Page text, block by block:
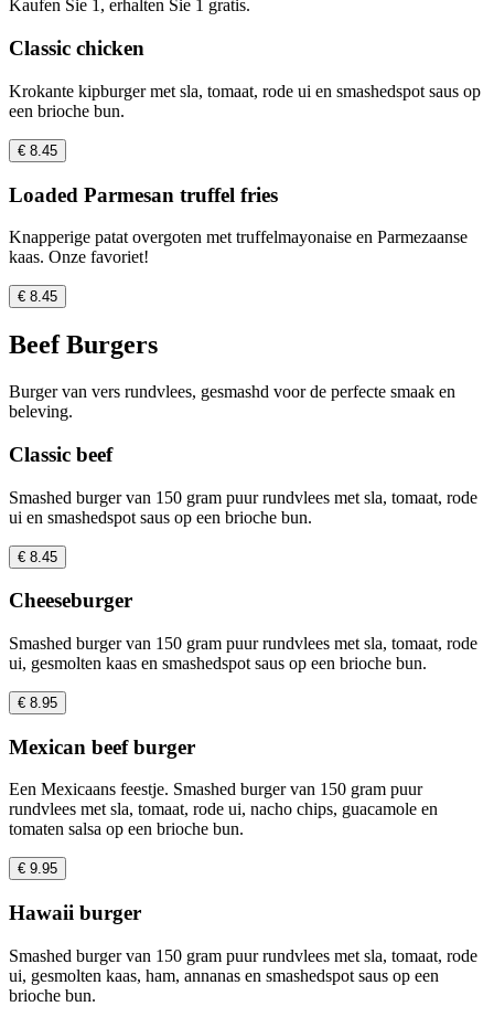
Kaufen Sie 1, erhalten Sie 1 gratis.
Classic chicken
Krokante kipburger met sla, tomaat, rode ui en smashedspot saus op
een brioche bun.
€ 8.45
Loaded Parmesan truffel fries
Knapperige patat overgoten met truffelmayonaise en Parmezaanse
kaas. Onze favoriet!
€ 8.45
Beef Burgers
Burger van vers rundvlees, gesmashd voor de perfecte smaak en
beleving.
Classic beef
Smashed burger van 150 gram puur rundvlees met sla, tomaat, rode
ui en smashedspot saus op een brioche bun.
€ 8.45
Cheeseburger
Smashed burger van 150 gram puur rundvlees met sla, tomaat, rode
ui, gesmolten kaas en smashedspot saus op een brioche bun.
€ 8.95
Mexican beef burger
Een Mexicaans feestje. Smashed burger van 150 gram puur
rundvlees met sla, tomaat, rode ui, nacho chips, guacamole en
tomaten salsa op een brioche bun.
€ 9.95
Hawaii burger
Smashed burger van 150 gram puur rundvlees met sla, tomaat, rode
ui, gesmolten kaas, ham, annanas en smashedspot saus op een
brioche bun.